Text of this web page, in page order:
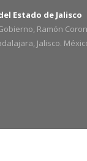
Estado de Jalisco
Ramón
Jalisco.